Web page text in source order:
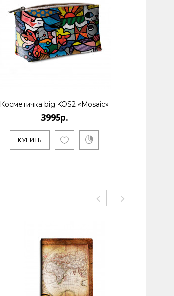
Косметичка big KOS2 «Mosaic»
3995р.
КУПИТЬ